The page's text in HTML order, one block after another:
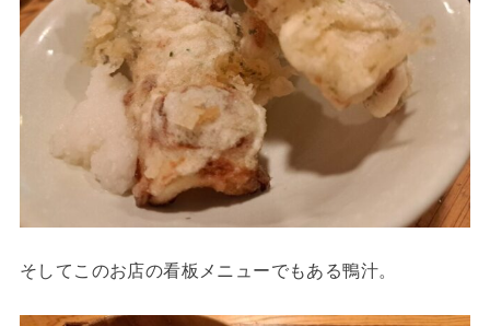
そしてこのお店の看板メニューでもある鴨汁。